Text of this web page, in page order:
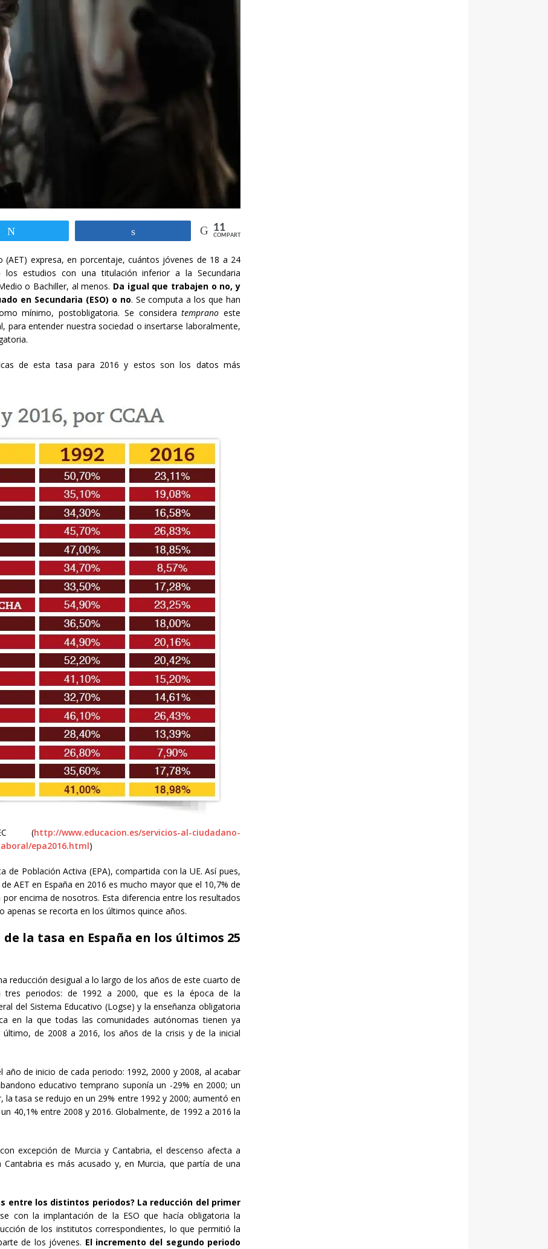
11
COMPARTIR
(AET) expresa, en porcentaje, cuántos jóvenes de 18 a 24
los estudios con una titulación inferior a la Secundaria
o Bachiller, al menos. Da igual que trabajen o no, y
en Secundaria (ESO) o no. Se computa a los que han
mínimo, postobligatoria. Se consideratemprano este
para entender nuestra sociedad o insertarse laboralmente,
de esta tasa para 2016 y estos son los datos más
(http://www.educacion.es/servicios-al-ciudadano-
epa2016.html)
de Población Activa (EPA), compartida con la UE. Así pues,
AET en España en 2016 es mucho mayor que el 10,7% de
encima de nosotros. Esta diferencia entre los resultados
apenas se recorta en los últimos quince años.
la tasa en España en los últimos 25
reducción desigual a lo largo de los años de este cuarto de
tres periodos: de 1992 a 2000, que es la época de la
del Sistema Educativo (Logse) y la enseñanza obligatoria
en la que todas las comunidades autónomas tienen ya
de 2008 a 2016, los años de la crisis y de la inicial
de inicio de cada periodo: 1992, 2000 y 2008, al acabar
educativo temprano suponía un -29% en 2000; un
la tasa se redujo en un 29% entre 1992 y 2000; aumentó en
40,1% entre 2008 y 2016. Globalmente, de 1992 a 2016 la
excepción de Murcia y Cantabria, el descenso afecta a
es más acusado y, en Murcia, que partía de una
entre los distintos periodos? La reducción del primer
con la implantación de la ESO que hacía obligatoria la
de los institutos correspondientes, lo que permitió la
de los jóvenes. El incremento del segundo periodo